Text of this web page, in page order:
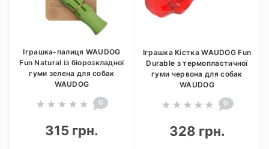
Іграшка-палиця WAUDOG
Fun Natural із біорозкладної
гуми зелена для собак
WAUDOG
0
315 грн.
Іграшка Кістка WAUDOG Fun
Durable з термопластичної
гуми червона для собак
WAUDOG
0
328 грн.